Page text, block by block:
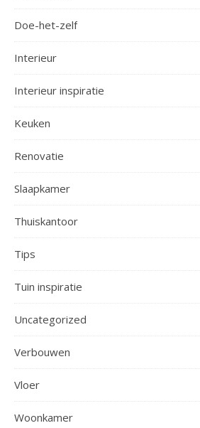
Doe-het-zelf
Interieur
Interieur inspiratie
Keuken
Renovatie
Slaapkamer
Thuiskantoor
Tips
Tuin inspiratie
Uncategorized
Verbouwen
Vloer
Woonkamer